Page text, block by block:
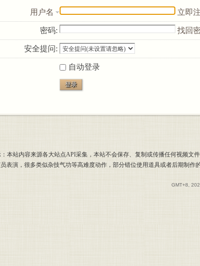
用户名 立即
密码: 找回
安全提问:
自动登录
登录
本站内容来源各大站点API采集，本站不会保存、复制或传播任何视频文
表演，很多类似杂技气功等高难度动作，部分错位使用道具或者后期制
GMT+8,